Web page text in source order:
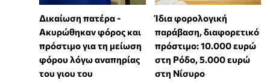
Δικαίωση πατέρα -
Ακυρώθηκαν φόρος και
πρόστιμο για τη μείωση
φόρου λόγω αναπηρίας
του γιου του
Ίδια φορολογική
παράβαση, διαφορετικό
πρόστιμο: 10.000 ευρώ
στη Ρόδο, 5.000 ευρώ
στη Νίσυρο